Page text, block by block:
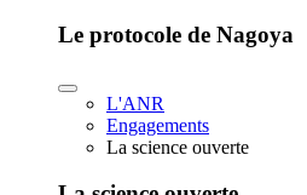
Le protocole de Nagoya
L'ANR
Engagements
La science ouverte